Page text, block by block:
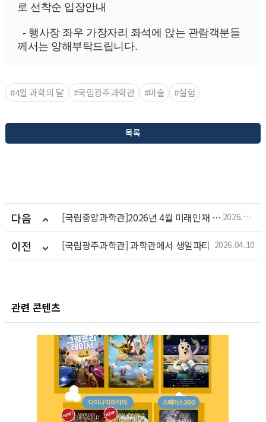
로 선착순 입장안내
- 행사장 좌우 가장자리 좌석에 앉는 관람객분들
께서는 양해부탁드립니다.
#4월 과학의 달 #국립광주과학관 #마술 #실험
목록
다음 [국립중앙과학관]2026년 4월 미래인재 주말과학교실 2026.04.13
이전 [국립광주과학관] 과학관에서 생일파티 2026.04.10
관련 콘텐츠